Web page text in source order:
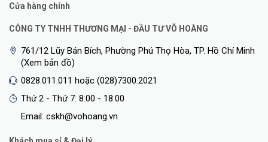
Cửa hàng chính
CÔNG TY TNHH THƯƠNG MẠI - ĐẦU TƯ VÕ HOÀNG
761/12 Lũy Bán Bích, Phường Phú Thọ Hòa, TP. Hồ Chí Minh
(Xem bản đồ)
0828.011.011 hoặc (028)7300.2021
Thứ 2 - Thứ 7: 8:00 - 18:00
Email: cskh@vohoang.vn